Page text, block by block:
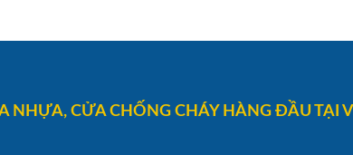
NHỰA, CỬA CHỐNG CHÁY HÀNG ĐẦU TẠI